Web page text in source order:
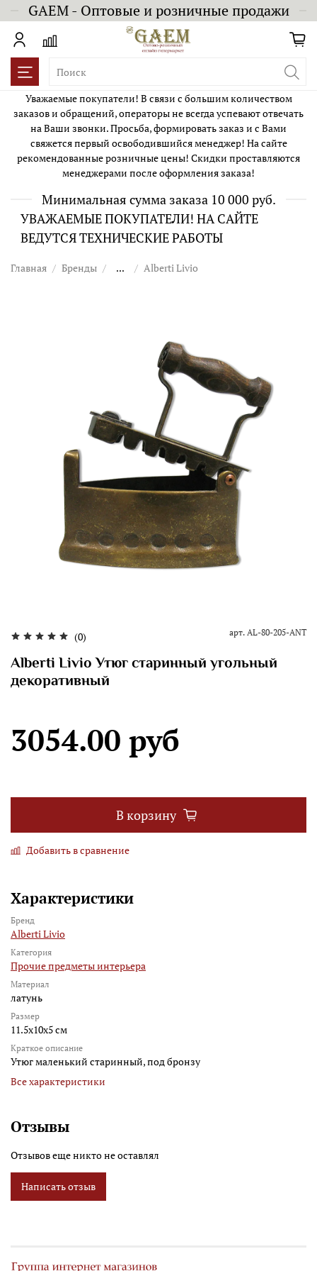
GAEM - Оптовые и розничные продажи
Уважаемые покупатели! В связи с большим количеством
заказов и обращений, операторы не всегда успевают отвечать
на Ваши звонки. Просьба, формировать заказ и с Вами
свяжется первый освободившийся менеджер! На сайте
рекомендованные розничные цены! Скидки проставляются
менеджерами после оформления заказа!
Минимальная сумма заказа 10 000 руб.
УВАЖАЕМЫЕ ПОКУПАТЕЛИ! НА САЙТЕ
ВЕДУТСЯ ТЕХНИЧЕСКИЕ РАБОТЫ
Главная Бренды ... Alberti Livio
(0) арт. AL-80-205-ANT
Alberti Livio Утюг старинный угольный
декоративный
3054.00 руб
В корзину
Добавить в сравнение
Характеристики
Бренд
Alberti Livio
Категория
Прочие предметы интерьера
Материал
латунь
Размер
11.5x10x5 см
Краткое описание
Утюг маленький старинный, под бронзу
Все характеристики
Отзывы
Отзывов еще никто не оставлял
Написать отзыв